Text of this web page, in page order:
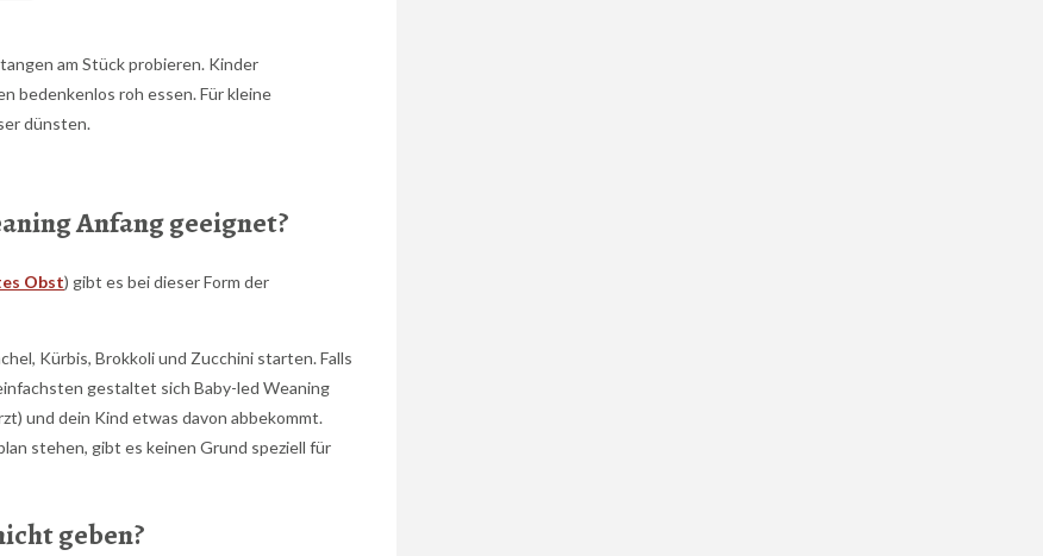
am Stück probieren. Kinder
bedenkenlos roh essen. Für kleine
dünsten.
Anfang geeignet?
Obst) gibt es bei dieser Form der
Kürbis, Brokkoli und Zucchini starten. Falls
gestaltet sich Baby-led Weaning
und dein Kind etwas davon abbekommt.
stehen, gibt es keinen Grund speziell für
geben?